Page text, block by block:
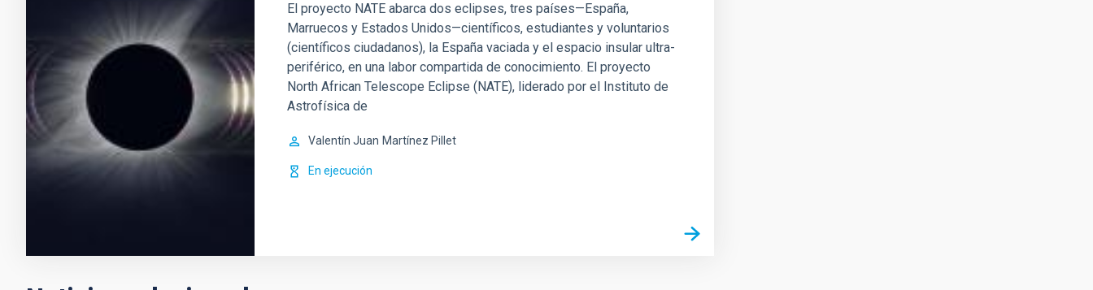
El proyecto NATE abarca dos eclipses, tres países—España,
Marruecos y Estados Unidos—científicos, estudiantes y voluntarios
(científicos ciudadanos), la España vaciada y el espacio insular ultra-
periférico, en una labor compartida de conocimiento. El proyecto
North African Telescope Eclipse (NATE), liderado por el Instituto de
Astrofísica de
Valentín Juan Martínez Pillet
En ejecución